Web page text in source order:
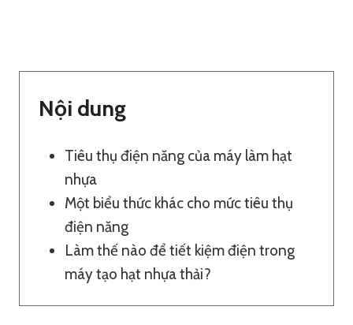
Nội dung
Tiêu thụ điện năng của máy làm hạt
nhựa
Một biểu thức khác cho mức tiêu thụ
điện năng
Làm thế nào để tiết kiệm điện trong
máy tạo hạt nhựa thải?